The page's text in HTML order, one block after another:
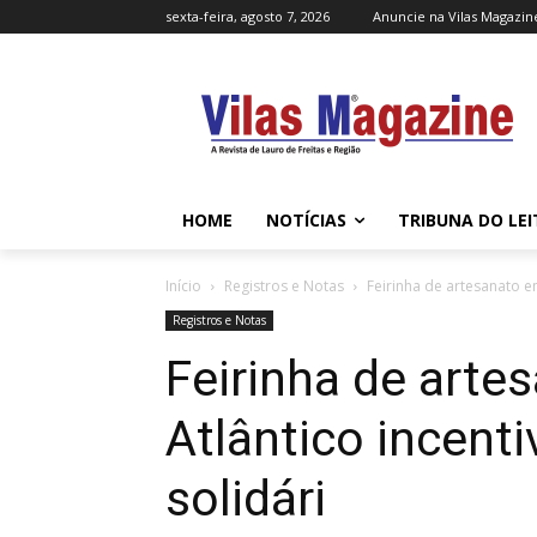
sexta-feira, agosto 7, 2026 Anuncie na Vilas
HOME NOTÍCIAS TRIBUNA DO
Início Registros e Notas Feirinha de artesanato
Registros e Notas
Feirinha de
Atlântico
solidári